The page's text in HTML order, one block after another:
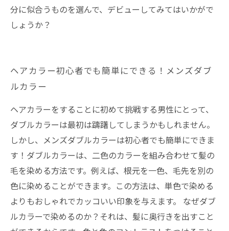
分に似合うものを選んで、デビューしてみてはいかがで
しょうか？
ヘアカラー初心者でも簡単にできる！メンズダブ
ルカラー
ヘアカラーをすることに初めて挑戦する男性にとって、
ダブルカラーは最初は躊躇してしまうかもしれません。
しかし、メンズダブルカラーは初心者でも簡単にできま
す！ダブルカラーは、二色のカラーを組み合わせて髪の
毛を染める方法です。例えば、根元を一色、毛先を別の
色に染めることができます。この方法は、単色で染める
よりもおしゃれでカッコいい印象を与えます。 なぜダブ
ルカラーで染めるのか？それは、髪に奥行きを出すこと